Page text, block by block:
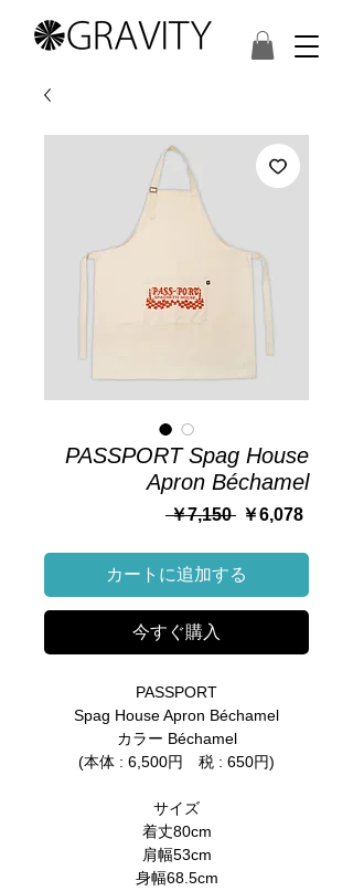
PASSPORT Spag House
Apron Béchamel
￥7,150 通
価
格
￥6,078セ
ル
格
カートに追加する
今すぐ購入
PASSPORT
Spag House Apron Béchamel
カラー Béchamel
(本体 : 6,500円 税 : 650円)
サイズ
着丈80cm
肩幅53cm
身幅68.5cm